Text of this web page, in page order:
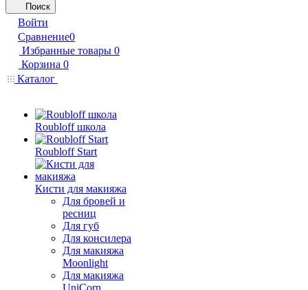
Поиск
Войти
Сравнение0
Избранные товары 0
Корзина 0
Каталог
Roubloff школа
Roubloff Start
Кисти для макияжа
Для бровей и
ресниц
Для губ
Для консилера
Для макияжа
Moonlight
Для макияжа
UniCorn